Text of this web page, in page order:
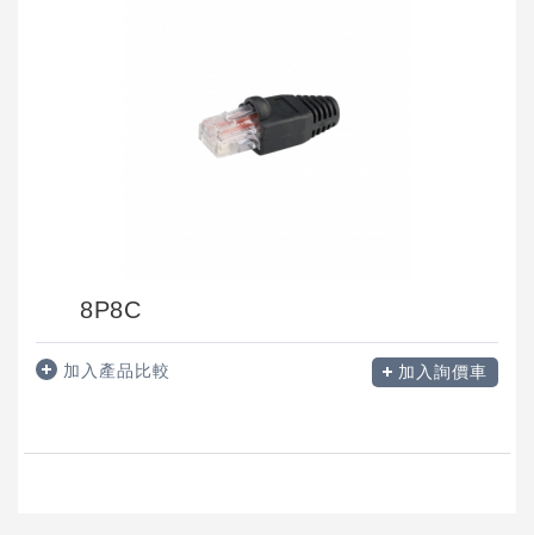
8P8C
加入產品比較 加入詢價車